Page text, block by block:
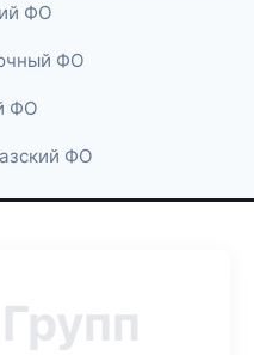
ФО
ФО
ФО
ФО